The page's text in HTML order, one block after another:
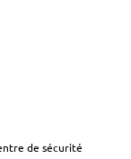
de sécurité